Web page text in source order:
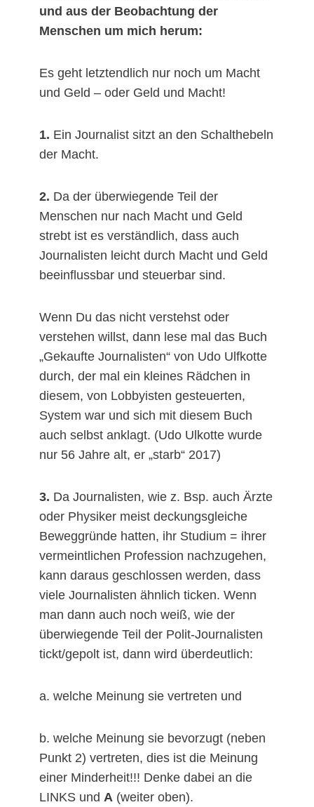
und aus der Beobachtung der
Menschen um mich herum:
Es geht letztendlich nur noch um Macht
und Geld – oder Geld und Macht!
1. Ein Journalist sitzt an den Schalthebeln
der Macht.
2. Da der überwiegende Teil der
Menschen nur nach Macht und Geld
strebt ist es verständlich, dass auch
Journalisten leicht durch Macht und Geld
beeinflussbar und steuerbar sind.
Wenn Du das nicht verstehst oder
verstehen willst, dann lese mal das Buch
„Gekaufte Journalisten“ von Udo Ulfkotte
durch, der mal ein kleines Rädchen in
diesem, von Lobbyisten gesteuerten,
System war und sich mit diesem Buch
auch selbst anklagt. (Udo Ulkotte wurde
nur 56 Jahre alt, er „starb“ 2017)
3. Da Journalisten, wie z. Bsp. auch Ärzte
oder Physiker meist deckungsgleiche
Beweggründe hatten, ihr Studium = ihrer
vermeintlichen Profession nachzugehen,
kann daraus geschlossen werden, dass
viele Journalisten ähnlich ticken. Wenn
man dann auch noch weiß, wie der
überwiegende Teil der Polit-Journalisten
tickt/gepolt ist, dann wird überdeutlich:
a. welche Meinung sie vertreten und
b. welche Meinung sie bevorzugt (neben
Punkt 2) vertreten, dies ist die Meinung
einer Minderheit!!! Denke dabei an die
LINKS und A (weiter oben).